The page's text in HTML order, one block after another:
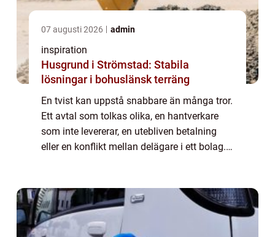
07 augusti 2026 admin
inspiration
Husgrund i Strömstad: Stabila
lösningar i bohuslänsk terräng
En tvist kan uppstå snabbare än många tror.
Ett avtal som tolkas olika, en hantverkare
som inte levererar, en utebliven betalning
eller en konflikt mellan delägare i ett bolag.